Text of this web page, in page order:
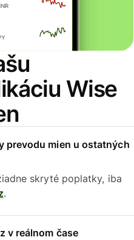
Wise
prevodu mien u ostatných
skryté poplatky, iba
.
v reálnom čase